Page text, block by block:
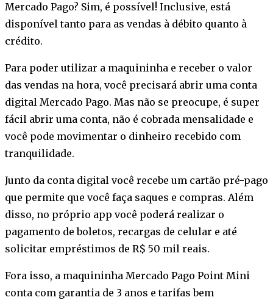
Mercado Pago? Sim, é possível! Inclusive, está
disponível tanto para as vendas à débito quanto à
crédito.
Para poder utilizar a maquininha e receber o valor
das vendas na hora, você precisará abrir uma conta
digital Mercado Pago. Mas não se preocupe, é super
fácil abrir uma conta, não é cobrada mensalidade e
você pode movimentar o dinheiro recebido com
tranquilidade.
Junto da conta digital você recebe um cartão pré-pago
que permite que você faça saques e compras. Além
disso, no próprio app você poderá realizar o
pagamento de boletos, recargas de celular e até
solicitar empréstimos de R$ 50 mil reais.
Fora isso, a maquininha Mercado Pago Point Mini
conta com garantia de 3 anos e tarifas bem